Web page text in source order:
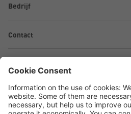
Bedrijf
Contact
Waskönig+Walter